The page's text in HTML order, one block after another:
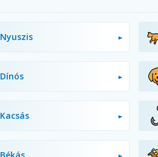
Nyuszis
Dínós
Kacsás